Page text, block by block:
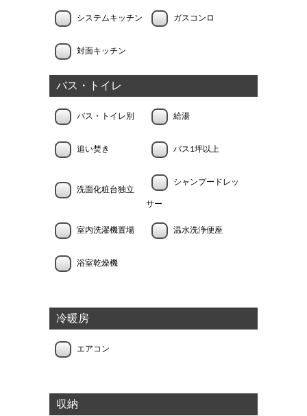
システムキッチン ガスコンロ
対面キッチン
バス・トイレ
バス・トイレ別 給湯
追い焚き バス1坪以上
洗面化粧台独立
シャンプードレッ
サー
室内洗濯機置場 温水洗浄便座
浴室乾燥機
冷暖房
エアコン
収納